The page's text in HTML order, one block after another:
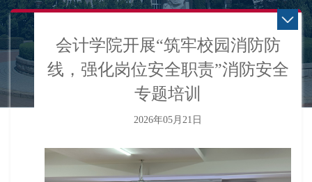
会计学院开展“筑牢校园消防防
线，强化岗位安全职责”消防安全
专题培训
2026年05月21日